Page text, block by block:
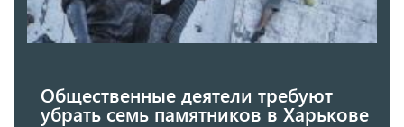
Общественные деятели требуют
убрать семь памятников в Харькове